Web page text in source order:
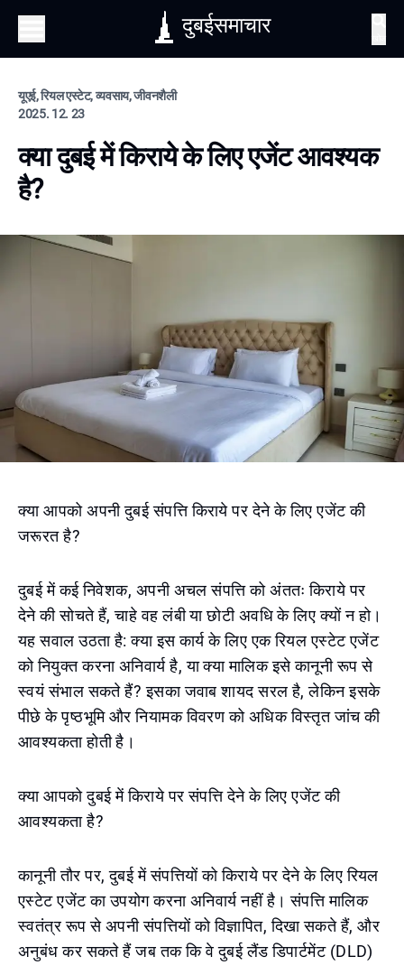
दुबईसमाचार
यूएई, रियल एस्टेट, व्यवसाय, जीवनशैली
2025. 12. 23
क्या दुबई में किराये के लिए एजेंट आवश्यक
है?
क्या आपको अपनी दुबई संपत्ति किराये पर देने के लिए एजेंट की
जरूरत है?
दुबई में कई निवेशक, अपनी अचल संपत्ति को अंततः किराये पर
देने की सोचते हैं, चाहे वह लंबी या छोटी अवधि के लिए क्यों न हो।
यह सवाल उठता है: क्या इस कार्य के लिए एक रियल एस्टेट एजेंट
को नियुक्त करना अनिवार्य है, या क्या मालिक इसे कानूनी रूप से
स्वयं संभाल सकते हैं? इसका जवाब शायद सरल है, लेकिन इसके
पीछे के पृष्ठभूमि और नियामक विवरण को अधिक विस्तृत जांच की
आवश्यकता होती है।
क्या आपको दुबई में किराये पर संपत्ति देने के लिए एजेंट की
आवश्यकता है?
कानूनी तौर पर, दुबई में संपत्तियों को किराये पर देने के लिए रियल
एस्टेट एजेंट का उपयोग करना अनिवार्य नहीं है। संपत्ति मालिक
स्वतंत्र रूप से अपनी संपत्तियों को विज्ञापित, दिखा सकते हैं, और
अनुबंध कर सकते हैं जब तक कि वे दुबई लैंड डिपार्टमेंट (DLD)